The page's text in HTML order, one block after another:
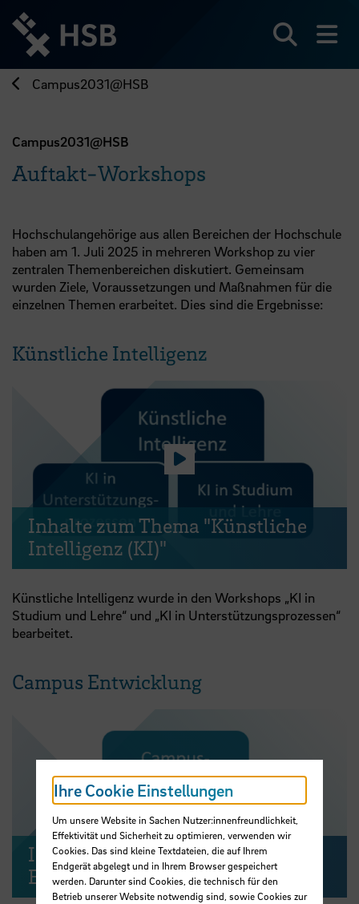
zum
Seiteninhalt
springen
Campus2031@HSB
Campus2031@HSB
Auftakt-Workshops
Hochschulangehörige aus allen Bereichen der Hochschule
haben am 1. Juli 2025 in mehreren Workshop zu vier
zentralen Themenbereichen diskutiert. Gemeinsam
wurden Ziele, Voraussetzungen und Maßnahmen für die
einzelnen Themen erarbeitet. Dies sind die Ergebnisse:
Künstliche Intelligenz
Video abspielen
Inhalte zum Thema "Künstliche
Intelligenz (KI)"
Künstliche Intelligenz wurde in den Workshops „KI in
Studium und Lehre“ und „KI in Unterstützungsprozessen“
bearbeitet.
Campus Entwicklung
Video abspielen
Inhalte zum Thema "Campus
Entwicklung"
Ihre Cookie Einstellungen
Um unsere Website in Sachen Nutzer:innenfreundlichkeit,
Effektivität und Sicherheit zu optimieren, verwenden wir
Cookies. Das sind kleine Textdateien, die auf Ihrem
Endgerät abgelegt und in Ihrem Browser gespeichert
werden. Darunter sind Cookies, die technisch für den
Betrieb unserer Website notwendig sind, sowie Cookies zur